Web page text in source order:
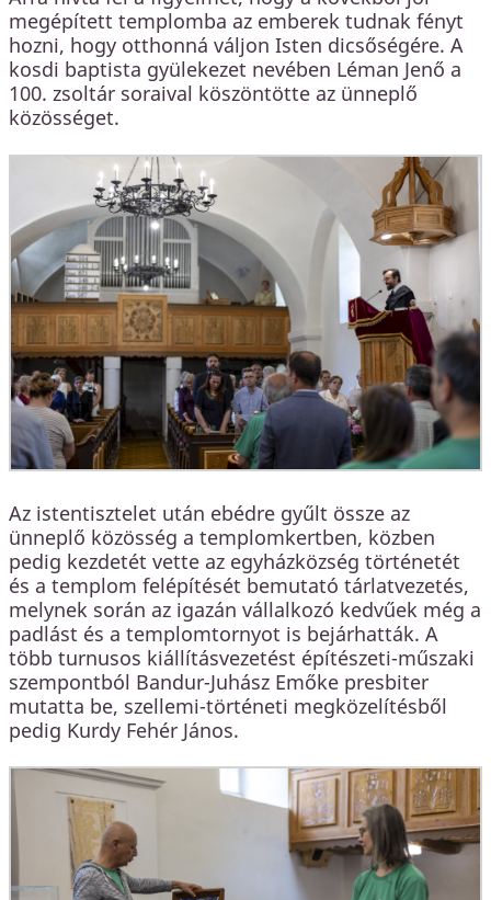
megépített templomba az emberek tudnak fényt
hozni, hogy otthonná váljon Isten dicsőségére. A
kosdi baptista gyülekezet nevében Léman Jenő a
100. zsoltár soraival köszöntötte az ünneplő
közösséget.
Az istentisztelet után ebédre gyűlt össze az
ünneplő közösség a templomkertben, közben
pedig kezdetét vette az egyházközség történetét
és a templom felépítését bemutató tárlatvezetés,
melynek során az igazán vállalkozó kedvűek még a
padlást és a templomtornyot is bejárhatták. A
több turnusos kiállításvezetést építészeti-műszaki
szempontból Bandur-Juhász Emőke presbiter
mutatta be, szellemi-történeti megközelítésből
pedig Kurdy Fehér János.